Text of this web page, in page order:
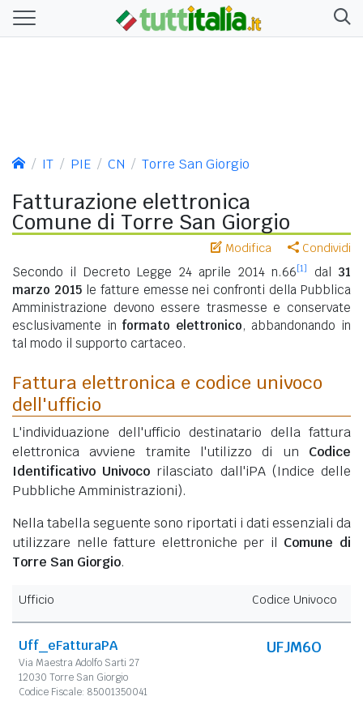
IT PIE CN Torre San Giorgio
Fatturazione elettronica
Comune di Torre San Giorgio
Modifica Condividi
Secondo il Decreto Legge 24 aprile 2014 n.66[1] dal 31
marzo 2015le fatture emesse nei confronti della Pubblica
Amministrazione devono essere trasmesse e conservate
esclusivamente in formato elettronico, abbandonando in
tal modo il supporto cartaceo.
Fattura elettronica e codice univoco
dell'ufficio
L'individuazione dell'ufficio destinatario della fattura
elettronica avviene tramite l'utilizzo di un Codice
Identificativo Univoco rilasciato dall'iPA (Indice delle
Pubbliche Amministrazioni).
Nella tabella seguente sono riportati i dati essenziali da
utilizzare nelle fatture elettroniche per il Comune di
Torre San Giorgio.
Ufficio Codice Univoco
Uff_eFatturaPA
Via Maestra Adolfo Sarti 27
12030 Torre San Giorgio
Codice Fiscale: 85001350041
UFJM6O